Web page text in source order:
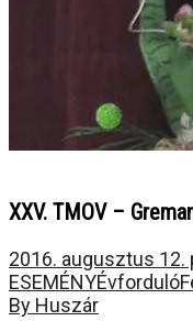
XXV. TMOV –
2016. augusztus 12.
ESEMÉNYÉvforduló
By Huszár